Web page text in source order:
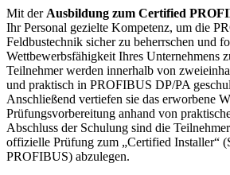
Mit der Ausbildung zum Certified
Ihr Personal gezielte Kompetenz, um die
Feldbustechnik sicher zu beherrschen und
Wettbewerbsfähigkeit Ihres Unternehmens
Teilnehmer werden innerhalb von
und praktisch in PROFIBUS DP/PA
Anschließend vertiefen sie das erworbene
Prüfungsvorbereitung anhand von
Abschluss der Schulung sind die
offizielle Prüfung zum „Certified Installer“
PROFIBUS) abzulegen.